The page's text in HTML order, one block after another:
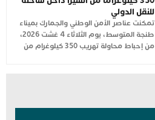
للنقل الدولي
تمكنت عناصر الأمن الوطني والجمارك بميناء
طنجة المتوسط، يوم الثلاثاء 4 غشت 2026،
من إحباط محاولة تهريب 350 كيلوغرام من